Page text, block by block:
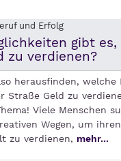
und Erfolg
gibt
zu verdienen?
herausfinden, welche
Straße Geld zu
Viele Menschen
Wegen, um ihren
zu verdienen, mehr...